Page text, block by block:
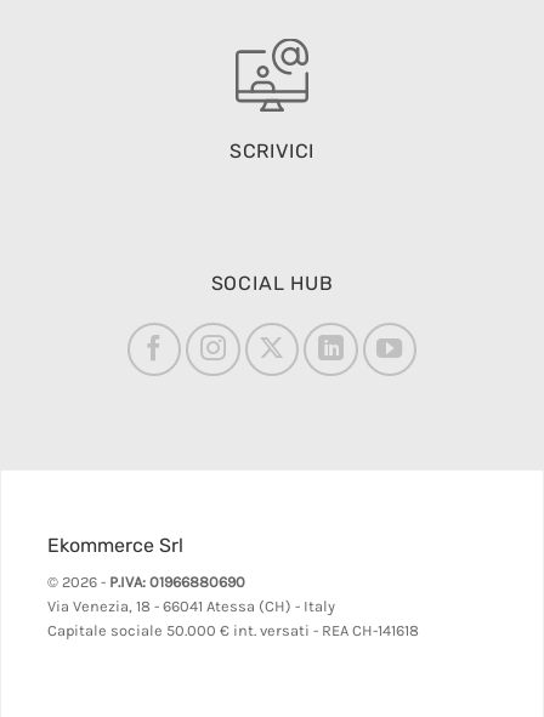
SCRIVICI
SOCIAL HUB
Ekommerce Srl
© 2026 - P.IVA: 01966880690
Via Venezia, 18 - 66041 Atessa (CH) - Italy
Capitale sociale 50.000 € int. versati - REA CH-141618